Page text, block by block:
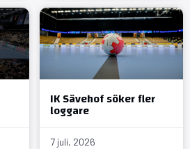
IK Sävehof söker fler
loggare
7 juli, 2026